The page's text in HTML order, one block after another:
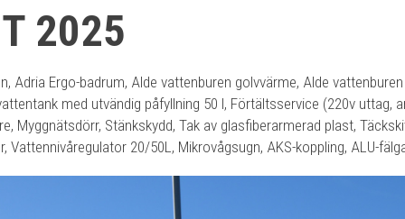
2025
Ergo-badrum, Alde vattenburen golvvärme, Alde
med utvändig påfyllning 50 l, Förtältsservice (220v
Myggnätsdörr, Stänkskydd, Tak av glasfiberarmerad plast,
20/50L, Mikrovågsugn, AKS-koppling, ALU-